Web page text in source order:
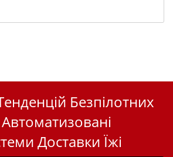
Безпілотних
Доставки Їжі